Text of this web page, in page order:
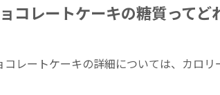
コレートケーキの糖質ってど
コレートケーキの詳細については、カロリ